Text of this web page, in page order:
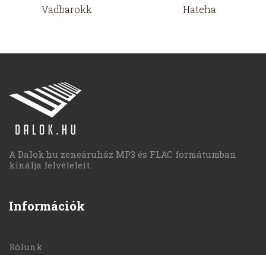
Vadbarokk Hateha
A Dalok.hu zeneáruház MP3 és FLAC formátumban
kínálja felvételeit.
Információk
Rólunk